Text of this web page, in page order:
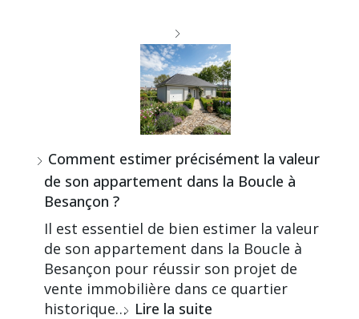
Comment estimer précisément la valeur
de son appartement dans la Boucle à
Besançon ?
Il est essentiel de bien estimer la valeur
de son appartement dans la Boucle à
Besançon pour réussir son projet de
vente immobilière dans ce quartier
historique… Lire la suite